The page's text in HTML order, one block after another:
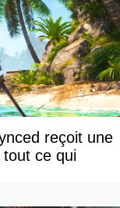
reçoit une
tout ce qui